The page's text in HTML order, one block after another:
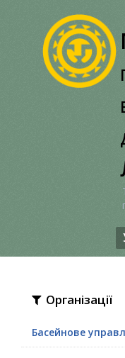
Організації
Басейнове